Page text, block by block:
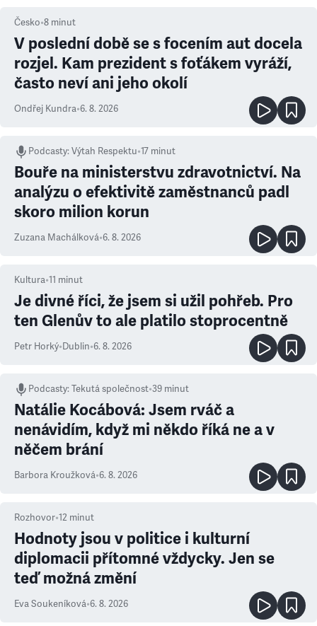
Česko•8 minut
V poslední době se s focením aut docela
rozjel. Kam prezident s foťákem vyráží,
často neví ani jeho okolí
Ondřej Kundra•6. 8. 2026
Podcasty:Výtah Respektu•17 minut
Bouře na ministerstvu zdravotnictví. Na
analýzu o efektivitě zaměstnanců padl
skoro milion korun
Zuzana Machálková•6. 8. 2026
Kultura•11 minut
Je divné říci, že jsem si užil pohřeb. Pro
ten Glenův to ale platilo stoprocentně
Petr Horký•Dublin•6. 8. 2026
Podcasty:Tekutá společnost•39 minut
Natálie Kocábová: Jsem rváč a
nenávidím, když mi někdo říká ne a v
něčem brání
Barbora Kroužková•6. 8. 2026
Rozhovor•12 minut
Hodnoty jsou v politice i kulturní
diplomacii přítomné vždycky. Jen se
teď možná změní
Eva Soukeníková•6. 8. 2026